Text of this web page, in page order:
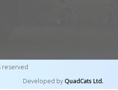
reserved
Developed byQuadCats Ltd.